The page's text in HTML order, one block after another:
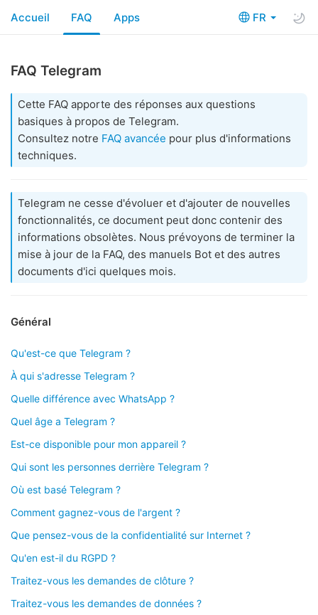
FR
Accueil FAQ Apps
FAQ Telegram
Cette FAQ apporte des réponses aux questions
basiques à propos de Telegram.
Consultez notre FAQ avancée pour plus d'informations
techniques.
Telegram ne cesse d'évoluer et d'ajouter de nouvelles
fonctionnalités, ce document peut donc contenir des
informations obsolètes. Nous prévoyons de terminer la
mise à jour de la FAQ, des manuels Bot et des autres
documents d'ici quelques mois.
Général
Qu'est-ce que Telegram ?
À qui s'adresse Telegram ?
Quelle différence avec WhatsApp ?
Quel âge a Telegram ?
Est-ce disponible pour mon appareil ?
Qui sont les personnes derrière Telegram ?
Où est basé Telegram ?
Comment gagnez-vous de l'argent ?
Que pensez-vous de la confidentialité sur Internet ?
Qu'en est-il du RGPD ?
Traitez-vous les demandes de clôture ?
Traitez-vous les demandes de données ?